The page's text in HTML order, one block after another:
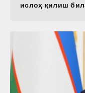
ислоҳ қилиш